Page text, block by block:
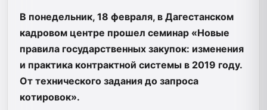
В понедельник, 18 февраля, в Дагестанском
кадровом центре прошел семинар «Новые
правила государственных закупок: изменения
и практика контрактной системы в 2019 году.
От технического задания до запроса
котировок».